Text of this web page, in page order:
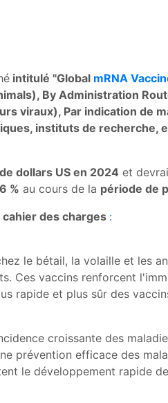
intitulé "Global mRNA
By Administration
viraux), Par indication de
instituts de recherche,
dollars US en 2024 et
% au cours de la période de
des charges :
le bétail, la volaille et les
Ces vaccins renforcent
rapide et plus sûr des
croissante des
prévention efficace des
le développement rapide